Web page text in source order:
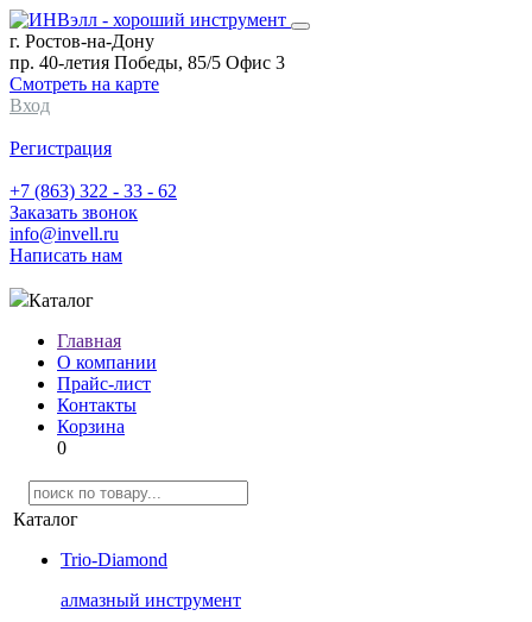
г. Ростов-на-Дону
пр. 40-летия Победы, 85/5 Офис 3
Смотреть на карте
Вход
Регистрация
+7 (863) 322 - 33 - 62
Заказать звонок
info@invell.ru
Написать нам
Каталог
Главная
О компании
Прайс-лист
Контакты
Корзина
0
Каталог
Trio-Diamond
алмазный инструмент